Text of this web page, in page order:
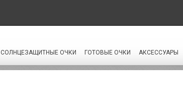
СОЛНЦЕЗАЩИТНЫЕ ОЧКИ ГОТОВЫЕ ОЧКИ АКСЕССУАРЫ